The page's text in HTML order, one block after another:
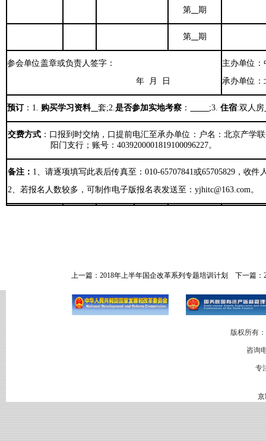
第 期
第 期
参会单位盖章或负责人签字：
年
月 日
主办单位
承办单位
预订： 1. 购买学习资料 套;2.是否参加实地考察 ： ;3. 住宿:双人房
交费方式：口报到时交纳，口提前电汇至承办单位：户名：北京产学
阳门支行；账号： 4039200001819100096227。
备注： 1、请逐项填写此表后传真至： 010-65707841或65705829，收件
2、若报名人数较多，可制作电子版报名表发送至： yjhitc@163.com。
上一篇： 2018年上半年国企改革系列专题培训计划 下一篇：
版权所有
咨询
专
京